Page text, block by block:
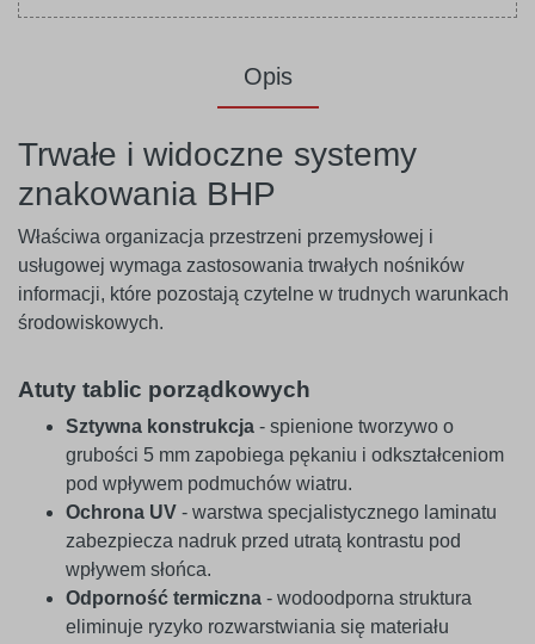
Opis
Trwałe i widoczne systemy
znakowania BHP
Właściwa organizacja przestrzeni przemysłowej i
usługowej wymaga zastosowania trwałych nośników
informacji, które pozostają czytelne w trudnych warunkach
środowiskowych.
Atuty tablic porządkowych
Sztywna konstrukcja - spienione tworzywo o
grubości 5 mm zapobiega pękaniu i odkształceniom
pod wpływem podmuchów wiatru.
Ochrona UV - warstwa specjalistycznego laminatu
zabezpiecza nadruk przed utratą kontrastu pod
wpływem słońca.
Odporność termiczna - wodoodporna struktura
eliminuje ryzyko rozwarstwiania się materiału